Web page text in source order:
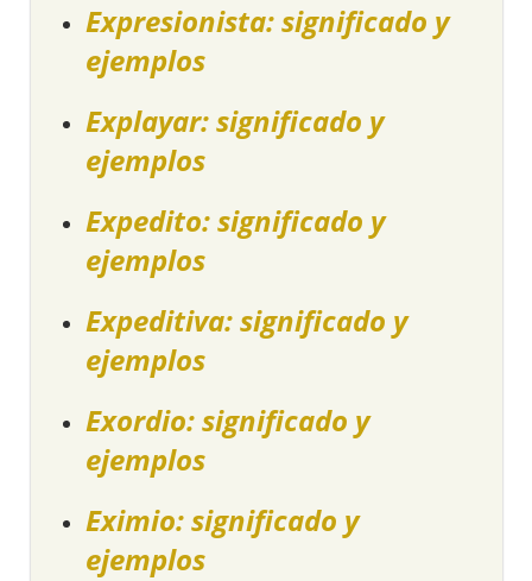
Expresionista: significado y
ejemplos
Explayar: significado y
ejemplos
Expedito: significado y
ejemplos
Expeditiva: significado y
ejemplos
Exordio: significado y
ejemplos
Eximio: significado y
ejemplos